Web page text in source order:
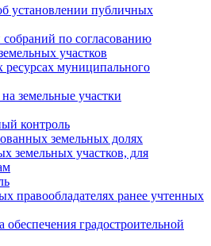
установлении публичных
по согласованию
участков
муниципального
земельные участки
контроль
земельных долях
земельных участков, для
правообладателях ранее учтенных
градостроительной